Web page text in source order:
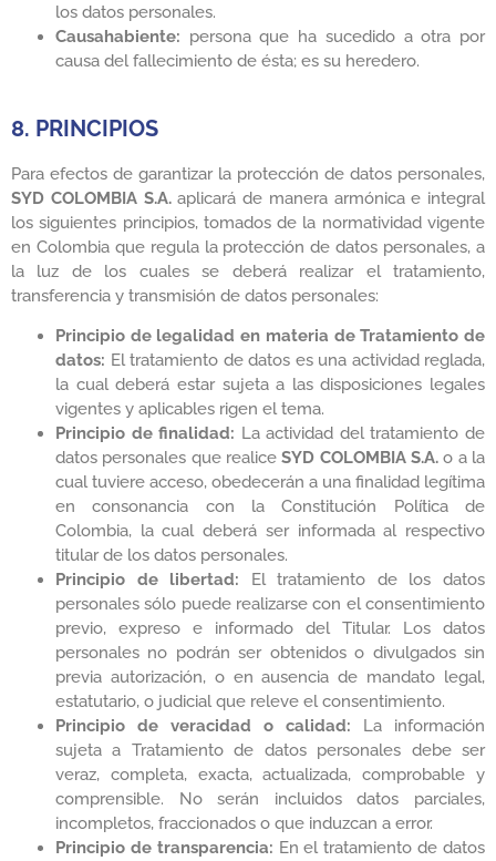
los datos personales.
Causahabiente: persona que ha sucedido a otra por
causa del fallecimiento de ésta; es su heredero.
8. PRINCIPIOS
Para efectos de garantizar la protección de datos personales,
SYD COLOMBIA S.A.aplicará de manera armónica e integral
los siguientes principios, tomados de la normatividad vigente
en Colombia que regula la protección de datos personales, a
la luz de los cuales se deberá realizar el tratamiento,
transferencia y transmisión de datos personales:
Principio de legalidad en materia de Tratamiento de
datos: El tratamiento de datos es una actividad reglada,
la cual deberá estar sujeta a las disposiciones legales
vigentes y aplicables rigen el tema.
Principio de finalidad: La actividad del tratamiento de
datos personales que realiceSYD COLOMBIA S.A. o a la
cual tuviere acceso, obedecerán a una finalidad legítima
en consonancia con la Constitución Política de
Colombia, la cual deberá ser informada al respectivo
titular de los datos personales.
Principio de libertad: El tratamiento de los datos
personales sólo puede realizarse con el consentimiento
previo, expreso e informado del Titular. Los datos
personales no podrán ser obtenidos o divulgados sin
previa autorización, o en ausencia de mandato legal,
estatutario, o judicial que releve el consentimiento.
Principio de veracidad o calidad: La información
sujeta a Tratamiento de datos personales debe ser
veraz, completa, exacta, actualizada, comprobable y
comprensible. No serán incluidos datos parciales,
incompletos, fraccionados o que induzcan a error.
Principio de transparencia: En el tratamiento de datos